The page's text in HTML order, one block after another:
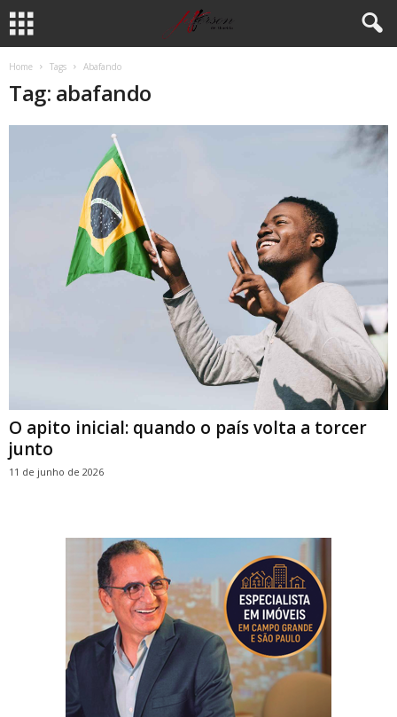
Home Tags Abafando
Tag: abafando
O apito inicial: quando o país volta a torcer
junto
11 de junho de 2026